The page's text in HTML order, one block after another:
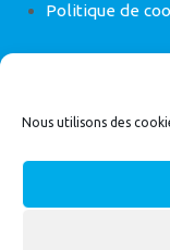
Nous utilisons des
Politique de